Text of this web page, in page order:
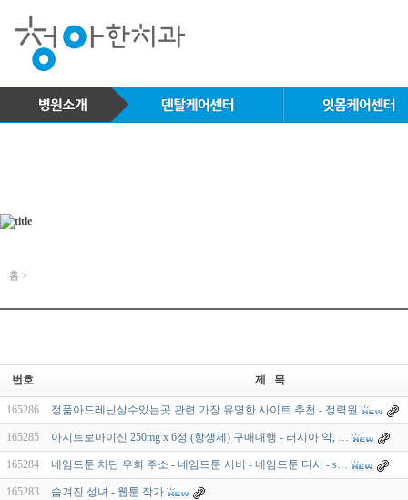
홈 >
번호 제 목
165286 정품아드레닌살수있는곳 관련 가장 유명한 사이트 추천 - 정력원
165285 아지트로마이신 250mg x 6정 (항생제) 구매대행 - 러시아 약, …
165284 네임드툰 차단 우회 주소 - 네임드툰 서버 - 네임드툰 디시 - s…
165283 숨겨진 성녀 - 웹툰 작가